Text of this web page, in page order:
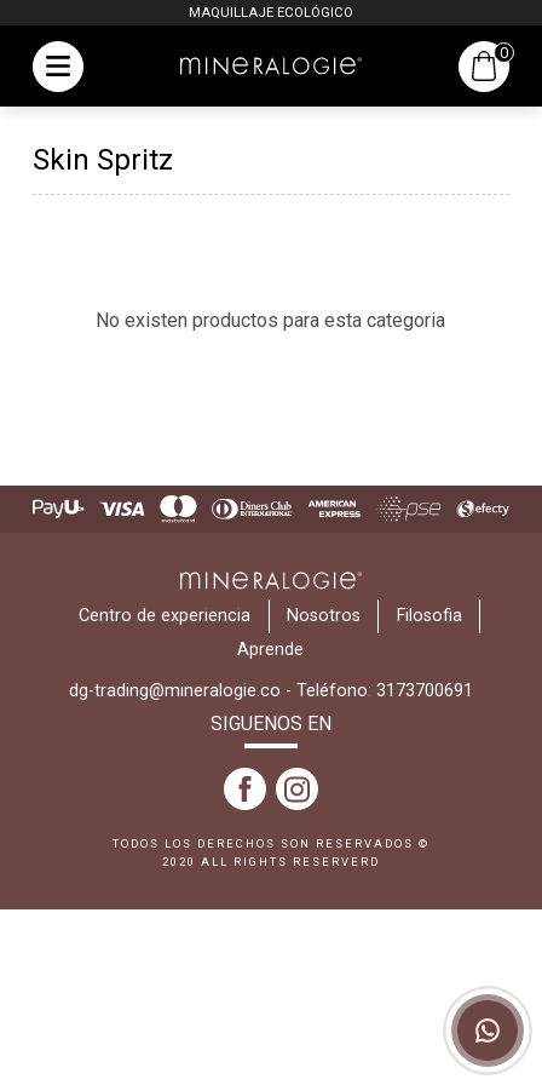
MAQUILLAJE ECOLÓGICO
0
Skin Spritz
No existen productos para esta categoria
Centro de experiencia Nosotros
Filosofia
Aprende
dg-trading@mineralogie.co - Teléfono: 3173700691
SIGUENOS EN
TODOS LOS DERECHOS SON RESERVADOS ©
2020 ALL RIGHTS RESERVERD